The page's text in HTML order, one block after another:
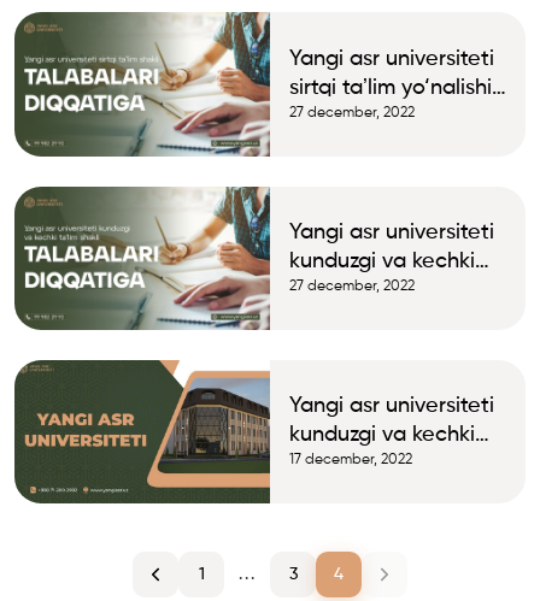
Yangi asr universiteti
sirtqi taʼlim yo‘nalishi
talabalari diqqatiga!
27 december, 2022
Yangi asr universiteti
kunduzgi va kechki
taʼlim yo‘nalishlari
27 december, 2022
Yangi asr universiteti
kunduzgi va kechki
taʼlim yo‘nalishlari
17 december, 2022
1 ... 3 4